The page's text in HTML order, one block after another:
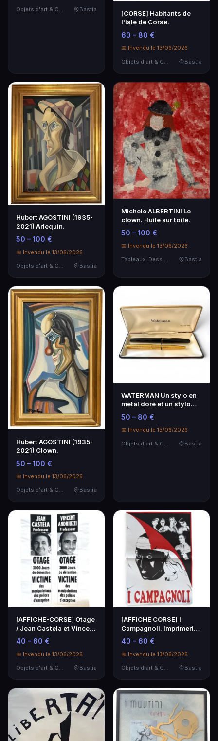
Objets d'art & Curiosités
Bastia
[CORSE] Habitants de
l'Isle de Corse.
60 – 80 €
📅 Invendu le 13/06/2026
Objets d'art & Curiosités
Bastia
Hubert AGOSTINI (1935-
2021) Arlequin.
50 – 100 €
📅 Invendu le 13/06/2026
Objets d'art & Curiosités
Bastia
Michele ALBERTINI Le
clown. Huile sur toile.
50 – 100 €
📅 Invendu le 13/06/2026
Tableaux, Dessins & Estampes
Bastia
Hubert AGOSTINI (1935-
2021) Clown.
50 – 100 €
📅 Invendu le 13/06/2026
Bastia
WATERMAN Un stylo en
métal doré et un stylo
plume en métal l…
50 – 80 €
📅 Invendu le 13/06/2026
Objets d'art & Curiosités
Bastia
[AFFICHE-CORSE] Otage
/ Jean Castela et Vincent
Andriuzzi / …
40 – 60 €
📅 Invendu le 13/06/2026
Bastia
[AFFICHE CORSE] I
Campagnoli. Imprimerie
Antoni-Diot
40 – 60 €
📅 Invendu le 13/06/2026
Bastia